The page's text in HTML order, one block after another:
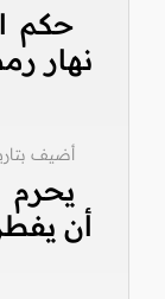
حكم
نهار
أضيف بتاريخ: 23-
أن